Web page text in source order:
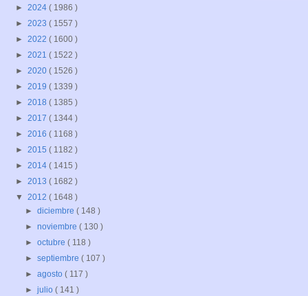
► 2024 ( 1986 )
► 2023 ( 1557 )
► 2022 ( 1600 )
► 2021 ( 1522 )
► 2020 ( 1526 )
► 2019 ( 1339 )
► 2018 ( 1385 )
► 2017 ( 1344 )
► 2016 ( 1168 )
► 2015 ( 1182 )
► 2014 ( 1415 )
► 2013 ( 1682 )
▼ 2012 ( 1648 )
►diciembre( 148 )
►noviembre( 130 )
►octubre( 118 )
►septiembre( 107 )
►agosto( 117 )
►julio( 141 )